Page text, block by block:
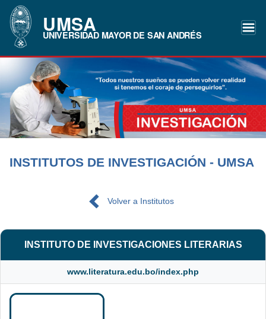
UMSA
UNIVERSIDAD MAYOR DE SAN ANDRÉS
INSTITUTOS DE INVESTIGACIÓN - UMSA
Volver a Institutos
INSTITUTO DE INVESTIGACIONES LITERARIAS
www.literatura.edu.bo/index.php